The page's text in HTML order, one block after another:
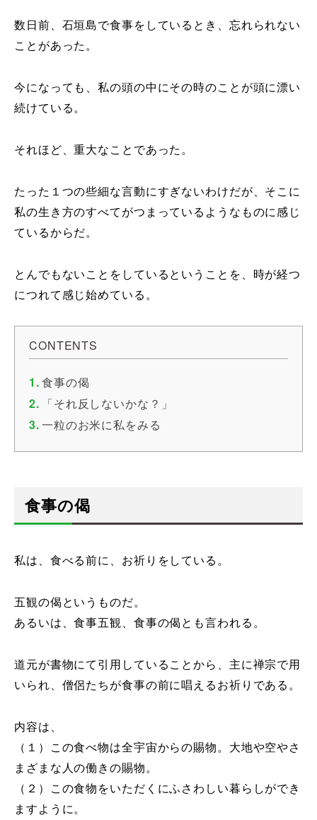
数日前、石垣島で食事をしているとき、忘れられない
ことがあった。
今になっても、私の頭の中にその時のことが頭に漂い
続けている。
それほど、重大なことであった。
たった１つの些細な言動にすぎないわけだが、そこに
私の生き方のすべてがつまっているようなものに感じ
ているからだ。
とんでもないことをしているということを、時が経つ
につれて感じ始めている。
CONTENTS
食事の偈
「それ反しないかな？」
一粒のお米に私をみる
食事の偈
私は、食べる前に、お祈りをしている。
五観の偈というものだ。
あるいは、食事五観、食事の偈とも言われる。
道元が書物にて引用していることから、主に禅宗で用
いられ、僧侶たちが食事の前に唱えるお祈りである。
内容は、
（１）この食べ物は全宇宙からの賜物。大地や空やさ
まざまな人の働きの賜物。
（２）この食物をいただくにふさわしい暮らしができ
ますように。